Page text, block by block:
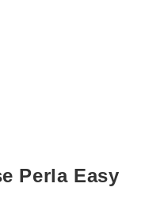
Perla Easy